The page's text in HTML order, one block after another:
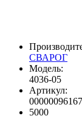
СВАРОГ
Модель:
4036-05
Артикул:
00000096167
5000